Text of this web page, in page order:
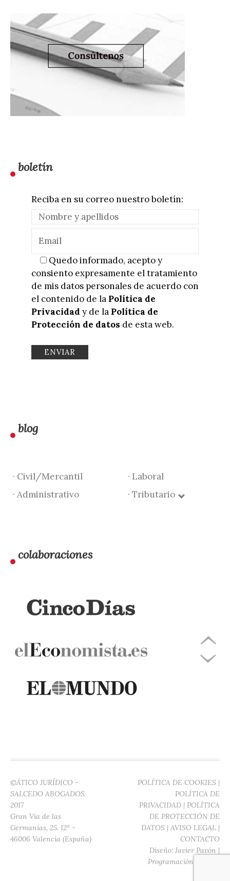
boletín
Reciba en su correo nuestro boletín:
Quedo informado, acepto y
consiento expresamente el tratamiento
de mis datos personales de acuerdo con
el contenido de la Política de
Privacidad y de la Política de
Protección de datos de esta web.
blog
· Civil/Mercantil
· Laboral
· Administrativo
· Tributario
colaboraciones
©ÁTICO JURÍDICO -
SALCEDO ABOGADOS
2017
Gran Vía de las
Germanías, 25. 12ª -
46006 Valencia (España)
POLÍTICA DE COOKIES |
POLÍTICA DE
PRIVACIDAD | POLÍTICA
DE PROTECCIÓN DE
DATOS | AVISO LEGAL |
CONTACTO
Diseño: Javier Pavón |
Programación: